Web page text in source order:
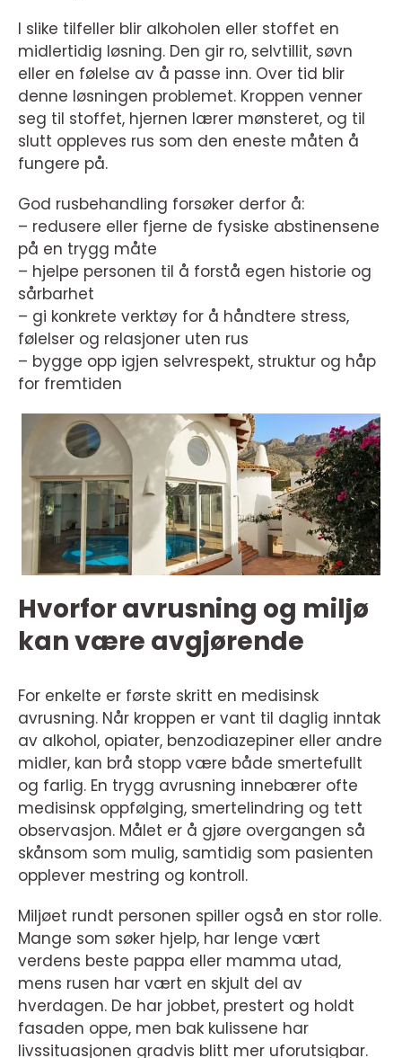
I slike tilfeller blir alkoholen eller stoffet en
midlertidig løsning. Den gir ro, selvtillit, søvn
eller en følelse av å passe inn. Over tid blir
denne løsningen problemet. Kroppen venner
seg til stoffet, hjernen lærer mønsteret, og til
slutt oppleves rus som den eneste måten å
fungere på.
God rusbehandling forsøker derfor å:
– redusere eller fjerne de fysiske abstinensene
på en trygg måte
– hjelpe personen til å forstå egen historie og
sårbarhet
– gi konkrete verktøy for å håndtere stress,
følelser og relasjoner uten rus
– bygge opp igjen selvrespekt, struktur og håp
for fremtiden
Hvorfor avrusning og miljø
kan være avgjørende
For enkelte er første skritt en medisinsk
avrusning. Når kroppen er vant til daglig inntak
av alkohol, opiater, benzodiazepiner eller andre
midler, kan brå stopp være både smertefullt
og farlig. En trygg avrusning innebærer ofte
medisinsk oppfølging, smertelindring og tett
observasjon. Målet er å gjøre overgangen så
skånsom som mulig, samtidig som pasienten
opplever mestring og kontroll.
Miljøet rundt personen spiller også en stor rolle.
Mange som søker hjelp, har lenge vært
verdens beste pappa eller mamma utad,
mens rusen har vært en skjult del av
hverdagen. De har jobbet, prestert og holdt
fasaden oppe, men bak kulissene har
livssituasjonen gradvis blitt mer uforutsigbar.